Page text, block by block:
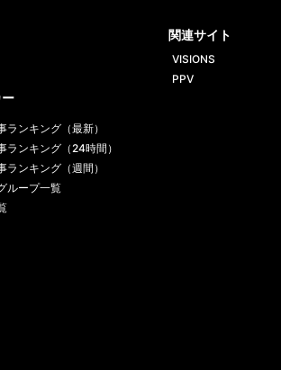
ランキング（最新）
ランキング（24時間）
ランキング（週間）
ループ一覧
関連サイト
VISIONS
PPV